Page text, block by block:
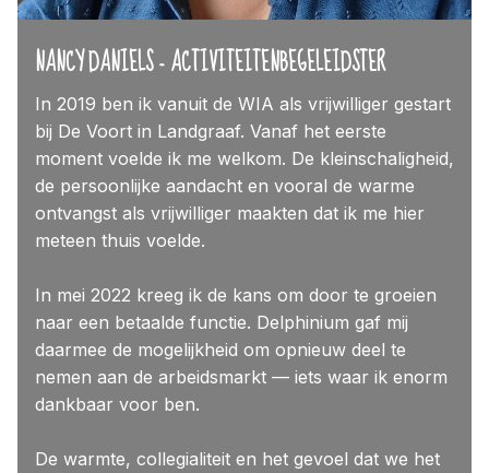
NANCY DANIELS - ACTIVITEITENBEGELEIDSTER
In 2019 ben ik vanuit de WIA als vrijwilliger gestart
bij De Voort in Landgraaf. Vanaf het eerste
moment voelde ik me welkom. De kleinschaligheid,
de persoonlijke aandacht en vooral de warme
ontvangst als vrijwilliger maakten dat ik me hier
meteen thuis voelde.
In mei 2022 kreeg ik de kans om door te groeien
naar een betaalde functie. Delphinium gaf mij
daarmee de mogelijkheid om opnieuw deel te
nemen aan de arbeidsmarkt — iets waar ik enorm
dankbaar voor ben.
De warmte, collegialiteit en het gevoel dat we het